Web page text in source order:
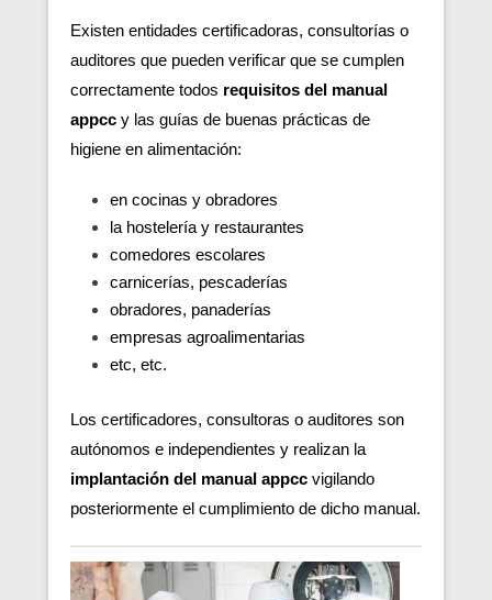
Existen entidades certificadoras, consultorías o
auditores que pueden verificar que se cumplen
correctamente todos requisitos del manual
appcc y las guías de buenas prácticas de
higiene en alimentación:
en cocinas y obradores
la hostelería y restaurantes
comedores escolares
carnicerías, pescaderías
obradores, panaderías
empresas agroalimentarias
etc, etc.
Los certificadores, consultoras o auditores son
autónomos e independientes y realizan la
implantación del manual appcc vigilando
posteriormente el cumplimiento de dicho manual.